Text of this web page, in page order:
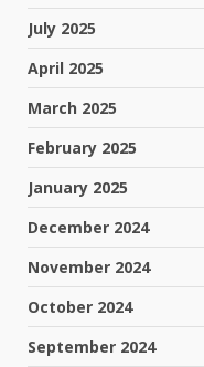
July 2025
April 2025
March 2025
February 2025
January 2025
December 2024
November 2024
October 2024
September 2024